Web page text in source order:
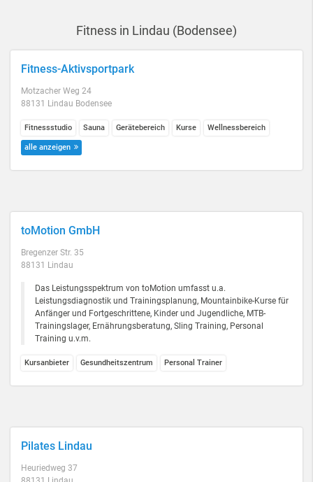
Fitness in Lindau (Bodensee)
Fitness-Aktivsportpark
Motzacher Weg 24
88131 Lindau Bodensee
Fitnessstudio Sauna Gerätebereich Kurse Wellnessbereich
alle anzeigen
toMotion GmbH
Bregenzer Str. 35
88131 Lindau
Das Leistungsspektrum von toMotion umfasst u.a.
Leistungsdiagnostik und Trainingsplanung, Mountainbike-Kurse für
Anfänger und Fortgeschrittene, Kinder und Jugendliche, MTB-
Trainingslager, Ernährungsberatung, Sling Training, Personal
Training u.v.m.
Kursanbieter Gesundheitszentrum Personal Trainer
Pilates Lindau
Heuriedweg 37